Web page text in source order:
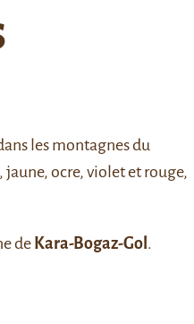
les montagnes du
ocre, violet et rouge,
deKara-Bogaz-Gol.